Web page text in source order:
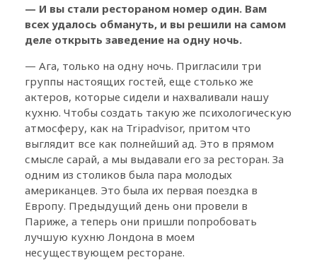
— И вы стали рестораном номер один. Вам
всех удалось обмануть, и вы решили на самом
деле открыть заведение на одну ночь.
— Ага, только на одну ночь. Пригласили три
группы настоящих гостей, еще столько же
актеров, которые сидели и нахваливали нашу
кухню. Чтобы создать такую же психологическую
атмосферу, как на Tripadvisor, притом что
выглядит все как полнейший ад. Это в прямом
смысле сарай, а мы выдавали его за ресторан. За
одним из столиков была пара молодых
американцев. Это была их первая поездка в
Европу. Предыдущий день они провели в
Париже, а теперь они пришли попробовать
лучшую кухню Лондона в моем
несуществующем ресторане.